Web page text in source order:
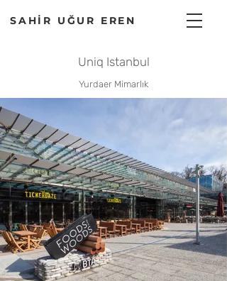
SAHİR UĞUR EREN
Uniq Istanbul
Yurdaer Mimarlık